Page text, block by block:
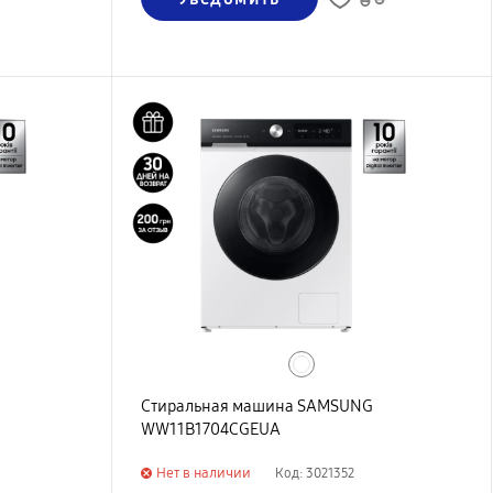
Стиральная машина SAMSUNG
WW11B1704CGEUA
Нет в наличии Код: 3021352